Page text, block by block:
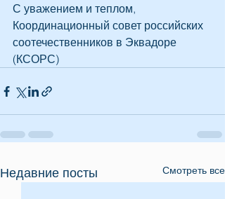
С уважением и теплом,
Координационный совет российских
соотечественников в Эквадоре
(КСОРС)
Недавние посты Смотреть все